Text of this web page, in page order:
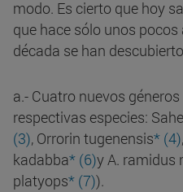
modo. Es cierto que hoy
que hace sólo unos
década se han
a.- Cuatro nuevos
respectivas especies:
(3), Orrorin tugenensis* (4)
kadabba* (6)y A. ramidus
platyops* (7)).